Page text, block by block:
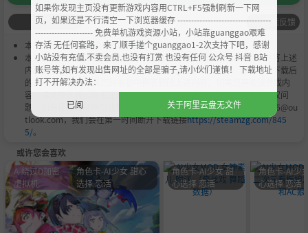
问题反馈
本作品是由小叽资源 会员Chobits's 搬运作品.
本站提供的资源转载自国内外各大媒体和网络，仅供试玩体验；不得将上述
内容用于商业或者非法用途，否则，一切后果请用户自负。您必须在下载后
的24个小时之内，从您的电脑中彻底删除上述内容。如果您喜欢该游戏内
容，请支持正版，购买注册，得到更好的正版服务。我们非常重视版权问
题，如有侵权请邮件与我们联系处理。敬请谅解！E-mail：acgbns666@ou
tlook.com，我们会在第一时间断开下载链接https://steamzg.com/845
5/。
或许您会喜欢
A-绕过D加密
虚拟机
角色卡-AI少女 甜心
选择 恋活
角色卡-AI少女 甜
心选择 恋活
角色卡-AI少
心选择 恋活
如果你发现主页没有更新游戏内容用CTRL+F5强制刷新一下网
页，如果还是不行清空一下浏览器缓存 ----------------------------------
--------------------- 免费单机游戏资源小站，小站靠guanggao艰难
存活 无任何套路，来了顺手搓个guanggao1-2次支持下吧，感谢
小站没有充值.不卖会员.也没有打赏 也没有任何 公众号 抖音 B站
账号等,如有发现出售网址的全部是骗子,请小伙们谨慎！ 下载地址
打不开解决办法：
已阅
关于阿里云盘无文件